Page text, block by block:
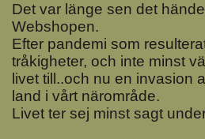
Det var länge sen det
Webshopen.
Efter pandemi som
tråkigheter, och inte minst
livet till..och nu en invasion
land i vårt närområde.
Livet ter sej minst sagt